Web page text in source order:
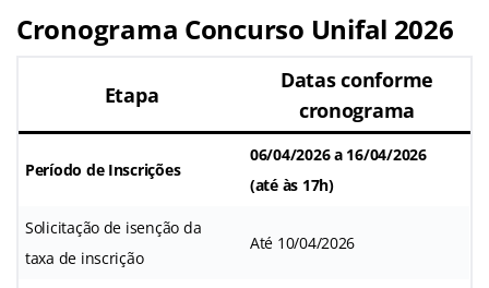
Cronograma Concurso Unifal 2026
Etapa
Datas conforme
cronograma
Período de Inscrições
06/04/2026 a 16/04/2026
(até às 17h)
Solicitação de isenção da
taxa de inscrição
Até 10/04/2026